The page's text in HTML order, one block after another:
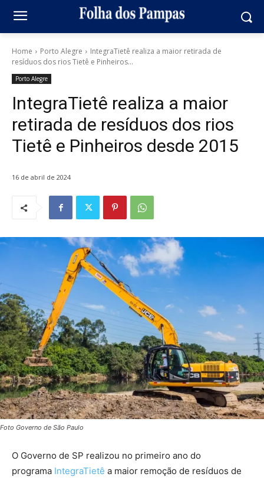
Home Porto Alegre
IntegraTietê realiza a maior retirada de
resíduos dos rios Tietê e Pinheiros...
Porto Alegre
IntegraTietê realiza a maior
retirada de resíduos dos rios
Tietê e Pinheiros desde 2015
16 de abril de 2024
Foto Governo de São Paulo
O Governo de SP realizou no primeiro ano do
programa IntegraTietê a maior remoção de resíduos de